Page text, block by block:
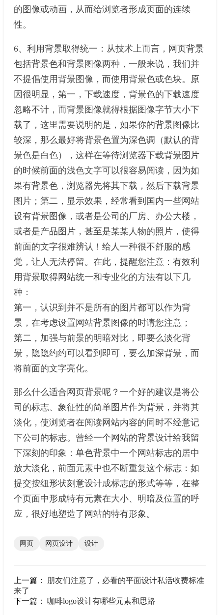
的图像或动画，从而给浏览者形成页面的连续
性。
6、利用背景取得统一：从技术上而言，网页背景
包括背景色和背景图像两种，一般来说，我们并
不提倡使用背景图像，而使用背景色或色块。原
因很明显，第一，下载速度，背景色的下载速度
忽略不计，而背景图像就得根据图像字节大小下
载了，这里需要说明的是，如果你的背景图像比
较深，那么最好将背景色置为深色调（默认的背
景色是白色），这样在等待浏览器下载背景图片
的时候前面的浅色文字可以很容易阅读，因为如
果有背景色，浏览器先将其下载，然后下载背景
图片；第二，显示效果，经常看到国内一些网站
设有背景图像，或者是公司的厂房、办公大楼，
或者是产品图片，甚至是某某人物的照片，使得
前面的文字很难辨认！给人一种很不舒服的感
觉，让人无法停留。在此，提醒您注意：有效利
用背景取得网站统一和专业化的方法有以下几
种：
第一，认识到并不是所有的图片都可以作为背
景，在考虑设置网站背景图像的时请您注意；
第二，加强与前景的明暗对比，即要么淡化背
景，隐隐约约可以看到即可，要么加深背景，而
将前面的文字亮化。
那么什么适合网页背景呢？一个好的建议是将公
司的标志、象征性的简单图片作为背景，并将其
淡化，使浏览者在阅读网站内容的同时不经意记
下公司的标志。曾经一个网站的背景设计给我留
下深刻的印象：单色背景中一个网站标志的居中
放大淡化，前面元素中也不断重复这个标志：如
提交按纽形状刻意设计成标志的形式等等，在整
个页面中形成特有元素在大小、明暗及位置的呼
应，很好地塑造了网站的特有形象。
网页 网页设计 设计
上一篇：
朋友们注意了，必看的平面设计私活收费标准
来了
下一篇： 咖啡logo设计有哪些元素和思路